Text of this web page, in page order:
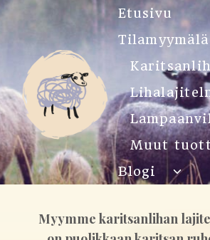
Siirry
Etusivu
Tilamyymälä
Muut
Blogi
Toggle
child
Myymme karitsanlihan